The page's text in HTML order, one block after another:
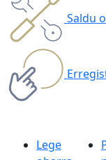
Saldu
Lege